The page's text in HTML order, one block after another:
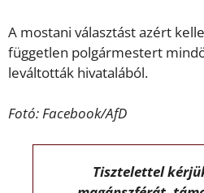
A mostani választást azért
független polgármestert
leváltották hivatalából.
Fotó: Facebook/AfD
Tisztelettel